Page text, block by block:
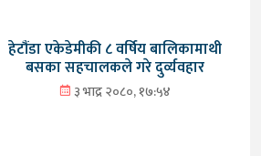
हेटौंडा एकेडेमीकी ८ वर्षिय बालिकामाथी
बसका सहचालकले गरे दुर्व्यवहार
३ भाद्र २०८०, १७:५४